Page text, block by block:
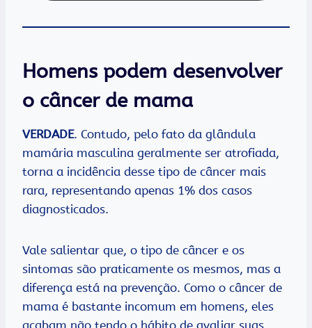
Homens podem desenvolver
o câncer de mama
VERDADE. Contudo, pelo fato da glândula
mamária masculina geralmente ser atrofiada,
torna a incidência desse tipo de câncer mais
rara, representando apenas 1% dos casos
diagnosticados.
Vale salientar que, o tipo de câncer e os
sintomas são praticamente os mesmos, mas a
diferença está na prevenção. Como o câncer de
mama é bastante incomum em homens, eles
acabam não tendo o hábito de avaliar suas